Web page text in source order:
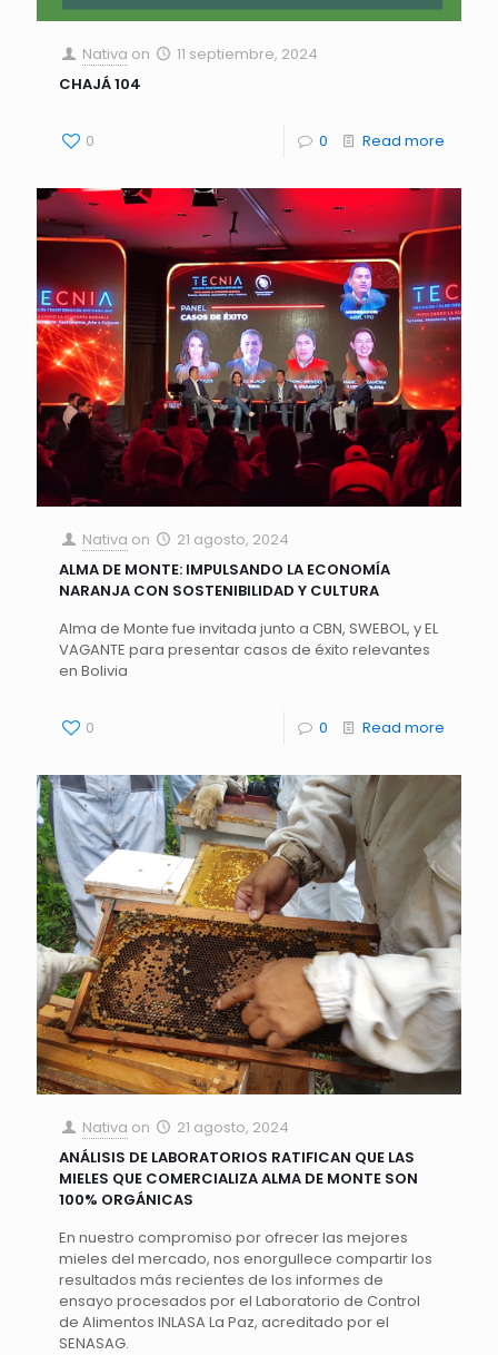
Nativa on
11 septiembre, 2024
CHAJÁ 104
0 0 Read more
Nativa on
21 agosto, 2024
ALMA DE MONTE: IMPULSANDO LA ECONOMÍA
NARANJA CON SOSTENIBILIDAD Y CULTURA
Alma de Monte fue invitada junto a CBN, SWEBOL, y EL
VAGANTE para presentar casos de éxito relevantes
en Bolivia
0 0 Read more
Nativa on
21 agosto, 2024
ANÁLISIS DE LABORATORIOS RATIFICAN QUE LAS
MIELES QUE COMERCIALIZA ALMA DE MONTE SON
100% ORGÁNICAS
En nuestro compromiso por ofrecer las mejores
mieles del mercado, nos enorgullece compartir los
resultados más recientes de los informes de
ensayo procesados por el Laboratorio de Control
de Alimentos INLASA La Paz, acreditado por el
SENASAG.